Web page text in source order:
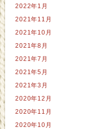
2022年1月
2021年11月
2021年10月
2021年8月
2021年7月
2021年5月
2021年3月
2020年12月
2020年11月
2020年10月